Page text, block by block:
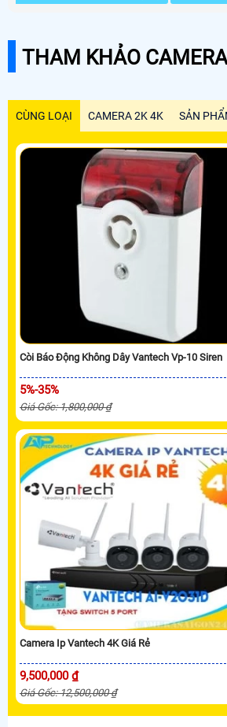
THAM KHẢO
CÙNG LOẠI CAMERA 2K 4K SẢN
Còi Báo Động Không Dây Vantech Vp-10 Siren
5%-35%
Giá Gốc: 1,800,000 ₫
Camera Ip Vantech 4K Giá Rẻ
9,500,000 ₫
Giá Gốc: 12,500,000 ₫